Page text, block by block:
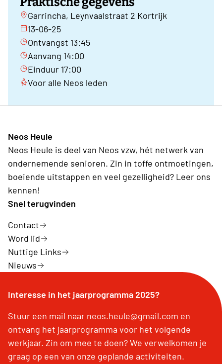
Garrincha, Leynvaalstraat 2 Kortrijk
13-06-25
Ontvangst 13:45
Aanvang 14:00
Einduur 17:00
Voor alle Neos leden
Neos Heule
Neos Heule is deel van Neos vzw, hét netwerk van
ondernemende senioren. Zin in toffe ontmoetingen,
boeiende uitstappen en veel gezelligheid? Leer ons
kennen!
Snel terugvinden
Contact
Word lid
Nuttige Links
Nieuws
Interesse in het jaarprogramma 2025?
Stuur een mail naar neos.heule@gmail.com en
ontvang het jaarprogramma voor het volgende
werkjaar. Zin om mee te doen? We verwelkomen je
graag op een van onze geplande activiteiten.